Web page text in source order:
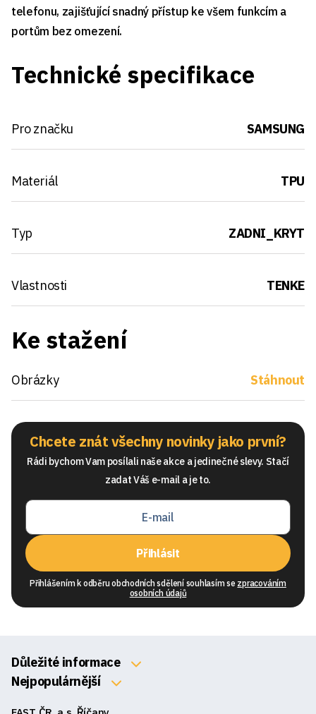
telefonu, zajišťující snadný přístup ke všem funkcím a
portům bez omezení.
Technické specifikace
Pro značku SAMSUNG
Materiál TPU
Typ ZADNI_KRYT
Vlastnosti TENKE
Ke stažení
Obrázky Stáhnout
Chcete znát všechny novinky jako první?
Rádi bychom Vam posílali naše akce a jedinečné slevy. Stačí
zadat Váš e-mail a je to.
Přihlásit
Přihlášením k odběru obchodních sdělení souhlasím se zpracováním
osobních údajů
Důležité informace
O nás
Nejpopulárnější